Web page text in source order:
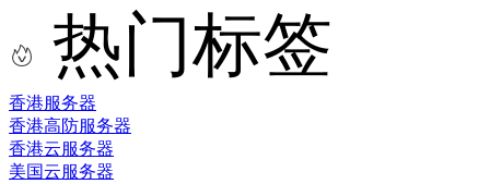
热门标签
香港服务器
香港高防服务器
香港云服务器
美国云服务器